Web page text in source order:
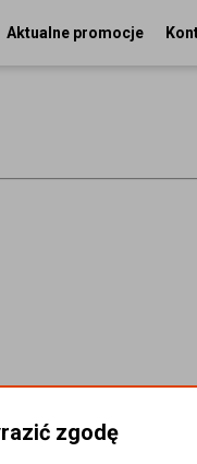
Aktualne promocje
zgodę